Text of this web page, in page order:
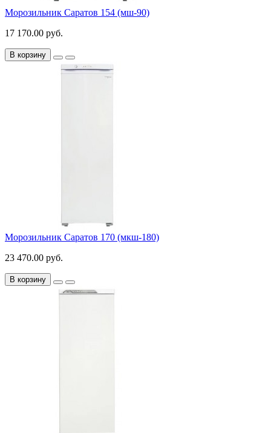
Морозильник Саратов 154 (мш-90)
17 170.00 руб.
В корзину
Морозильник Саратов 170 (мкш-180)
23 470.00 руб.
В корзину